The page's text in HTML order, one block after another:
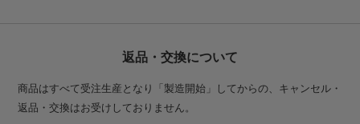
返品・交換について
商品はすべて受注生産となり「製造開始」してからの、キャンセル・
返品・交換はお受けしておりません。